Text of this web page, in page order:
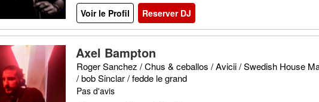
Voir le Profil
Reserver DJ
Axel Bampton
Roger Sanchez / Chus & ceballos / Avicii / Swedish House
/ bob Sinclar / fedde le grand
Pas d'avis